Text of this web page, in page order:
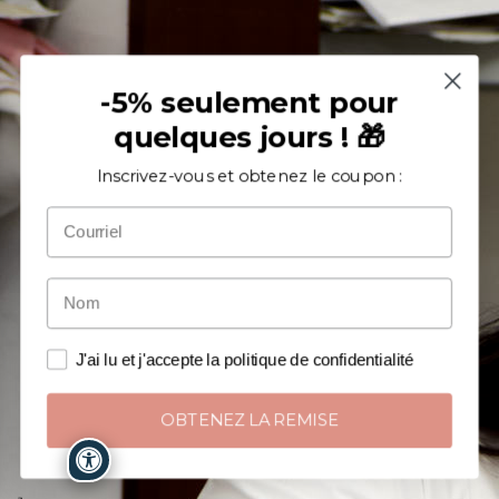
-5% seulement pour
quelques jours ! 🎁
Inscrivez-vous et obtenez le coupon :
J'ai lu et j'accepte la politique de confidentialité
OBTENEZ LA REMISE